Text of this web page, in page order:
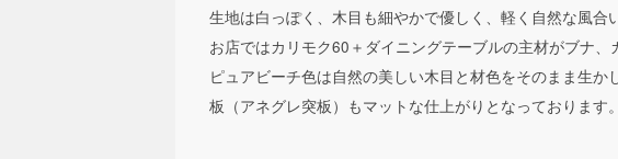
生地は白っぽく、木目も細やかで優しく、軽く自然な風合
お店ではカリモク60＋ダイニングテーブルの主材がブナ、
ピュアビーチ色は自然の美しい木目と材色をそのまま生
板（アネグレ突板）もマットな仕上がりとなっております。